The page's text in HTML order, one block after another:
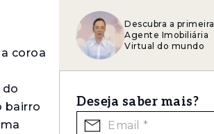
coroa
bairro
Descubra a primeira
Agente Imobiliária
Virtual do mundo
Deseja saber mais?